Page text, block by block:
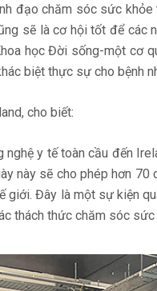
đạo chăm sóc sức
sẽ là cơ hội tốt để
học Đời sống-một cơ
biệt thực sự cho bệnh
cho biết:
nghệ y tế toàn cầu đến
này sẽ cho phép hơn
giới. Đây là một sự kiện
thách thức chăm sóc